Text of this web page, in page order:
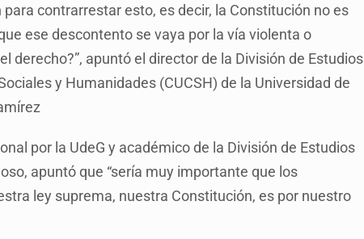
contrarrestar esto, es decir, la Constitución no es
ese descontento se vaya por la vía violenta o
derecho?”, apuntó el director de la División de Estudios
y Humanidades (CUCSH) de la Universidad de
por la UdeG y académico de la División de Estudios
apuntó que “sería muy importante que los
ley suprema, nuestra Constitución, es por nuestro